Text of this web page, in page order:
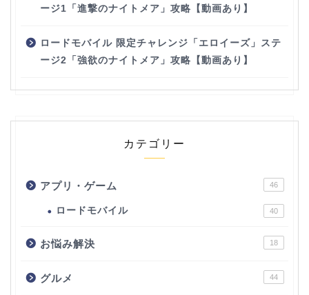
ージ1「進撃のナイトメア」攻略【動画あり】
ロードモバイル 限定チャレンジ「エロイーズ」ステ
ージ2「強欲のナイトメア」攻略【動画あり】
カテゴリー
アプリ・ゲーム 46
ロードモバイル 40
お悩み解決 18
グルメ 44